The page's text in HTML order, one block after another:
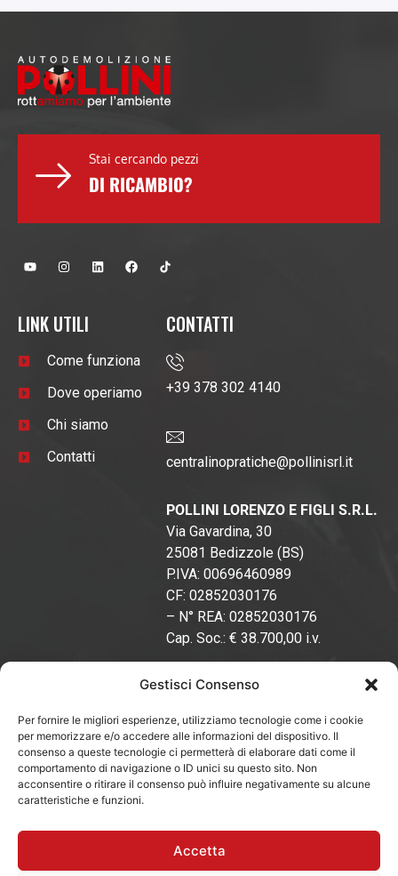
Gestisci Consenso
Per fornire le migliori esperienze, utilizziamo tecnologie come i cookie
per memorizzare e/o accedere alle informazioni del dispositivo. Il
consenso a queste tecnologie ci permetterà di elaborare dati come il
comportamento di navigazione o ID unici su questo sito. Non
acconsentire o ritirare il consenso può influire negativamente su alcune
caratteristiche e funzioni.
Accetta
Stai cercando pezzi
DI RICAMBIO?
LINK UTILI
Come funziona
Dove operiamo
Chi siamo
Contatti
CONTATTI
‪+39 378 302 4140 ‬
centralinopratiche@pollinisrl.it
POLLINI LORENZO E FIGLI S.R.L.
Via Gavardina, 30
25081 Bedizzole (BS)
P.IVA: 00696460989
CF: 02852030176
– N° REA: 02852030176
Cap. Soc.: € 38.700,00 i.v.
Lunedì – Venerdì:
8:00 – 13:00 / 13:30 – 18:30
Sabato:
8:00 – 13:00